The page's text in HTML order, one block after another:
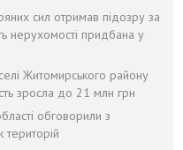
сил отримав підозру за
нерухомості придбана у
Житомирського району
зросла до 21 млн грн
обговорили з
територій